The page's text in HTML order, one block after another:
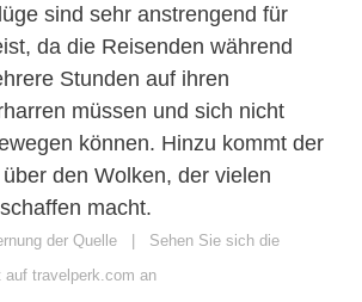
sind sehr anstrengend für
da die Reisenden während
Stunden auf ihren
müssen und sich nicht
können. Hinzu kommt der
den Wolken, der vielen
macht.
der Quelle | Sehen Sie sich die
auf travelperk.com an